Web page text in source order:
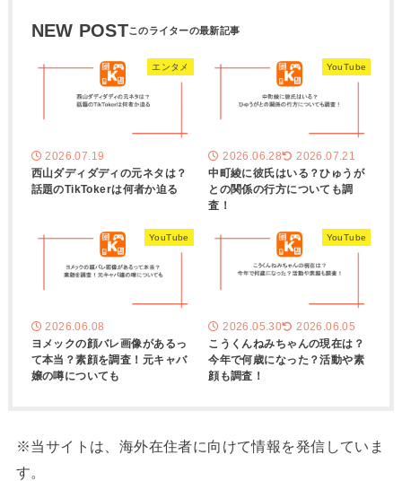
NEW POST
エンタメ
2026.07.19
西山ダディダディの元ネタは？
話題のTikTokerは何者か迫る
YouTube
2026.06.28 2026.07.21
中町綾に彼氏はいる？ひゅうが
との関係の行方についても調
査！
YouTube
2026.06.08
ヨメックの顔バレ画像があるっ
て本当？素顔を調査！元キャバ
嬢の噂についても
YouTube
2026.05.30 2026.06.05
こうくんねみちゃんの現在は？
今年で何歳になった？活動や素
顔も調査！
※当サイトは、海外在住者に向けて情報を発信していま
す。